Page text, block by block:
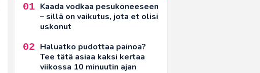
Kaada vodkaa pesukoneeseen
– sillä on vaikutus, jota et olisi
uskonut
Haluatko pudottaa painoa?
Tee tätä asiaa kaksi kertaa
viikossa 10 minuutin ajan